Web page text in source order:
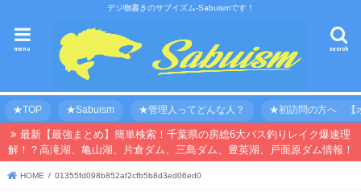
デジ物書きのサブイズム-Sabuismです！
search
menu
★TOP ★Sabuism ★管理人ってどんな人？ ★初訪問の方へ 【
最新【最強まとめ】簡単検索！千葉県の房総6大バス釣りレイク爆速理
解！？高滝湖、亀山湖、片倉ダム、三島ダム、豊英湖、戸面原ダム情報！
HOME 01355fd098b852af2cfb5b8d3ed06ed0